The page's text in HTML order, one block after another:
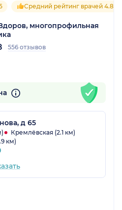
Средний рейтинг врачей 4.8
многопрофильная
556 отзывов
д 65
Кремлёвская (2.1 км)
км)